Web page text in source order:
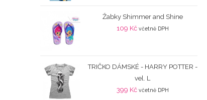
Žabky Shimmer and Shine
109 Kč včetně DPH
TRIČKO DÁMSKÉ - HARRY POTTER -
vel. L
399 Kč včetně DPH